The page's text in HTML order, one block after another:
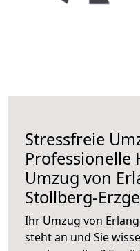
Stressfreie
Umzug von
Stollberg-
Ihr Umzug von
steht an und Sie